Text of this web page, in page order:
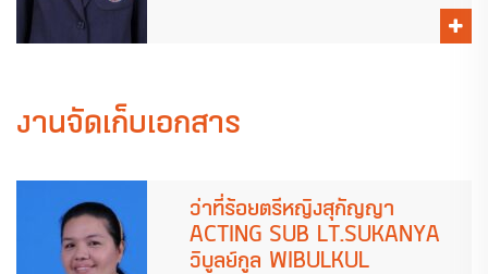
งานจัดเก็บเอกสาร
ว่าที่ร้อยตรีหญิงสุกัญญา
ACTING SUB LT.SUKANYA
วิบูลย์กูล WIBULKUL